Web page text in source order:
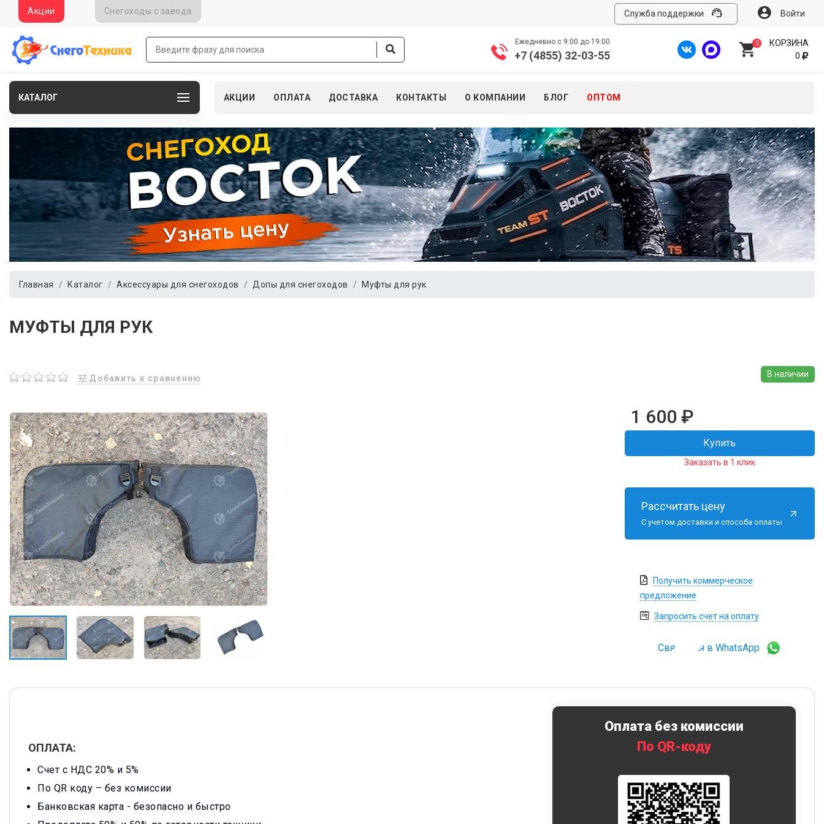
Акции Снегоходы c завода Служба поддержки Войти
Ежедневно с 9:00 до 19:00
+7 (4855) 32-03-55
0
КОРЗИНА
0
КАТАЛОГ АКЦИИ ОПЛАТА ДОСТАВКА КОНТАКТЫ О КОМПАНИИ БЛОГ ОПТОМ
Главная Каталог Аксессуары для снегоходов Допы для снегоходов Муфты для рук
МУФТЫ ДЛЯ РУК
Добавить к сравнению В наличии
1 600₽
Купить
Заказать в 1 клик
Рассчитать цену
С учетом доставки и способа оплаты
Получить коммерческое
предложение
Запросить счет на оплату
Связаться в WhatsApp
ОПЛАТА:
Счет с НДС 20% и 5%
По QR коду – без комиссии
Банковская карта - безопасно и быстро
Оплата без комиссии
По QR-коду